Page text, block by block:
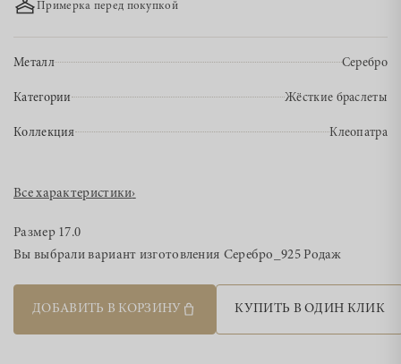
Примерка перед покупкой
Металл Серебро
Категории Жёсткие браслеты
Коллекция Клеопатра
Все характеристики›
Размер 17.0
Вы выбрали вариант изготовления Серебро_925 Родаж
ДОБАВИТЬ В КОРЗИНУ КУПИТЬ В ОДИН КЛИК